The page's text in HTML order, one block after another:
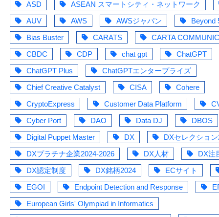
ASD
ASEAN スマートシティ・ネットワーク
AUV
AWS AWSジャパン
Beyond
Bias Buster
CARATS
CARTA
CBDC
CDP chat gpt
ChatGPT
ChatGPT Plus
ChatGPTエンタープライズ
Chief Creative Catalyst
CISA
Cohere
CryptoExpress
Customer Data Platform
Cyber Port
DAO Data DJ
DBOS
Digital Puppet Master
DX
DXセレクショ
DXプラチナ企業2024-2026
DX人材
DX注
DX認定制度
DX銘柄2024
ECサイト
EGOI
Endpoint Detection and Response
European Girls' Olympiad in Informatics